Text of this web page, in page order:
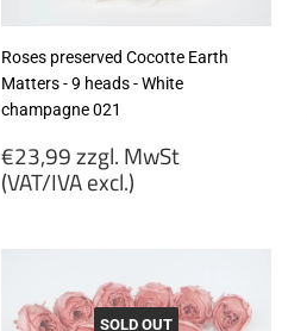
Roses preserved Cocotte Earth
Matters - 9 heads - White
champagne 021
Regular
price
€23,99 zzgl. MwSt
(VAT/IVA excl.)
(VAT/IVASOLD OUT